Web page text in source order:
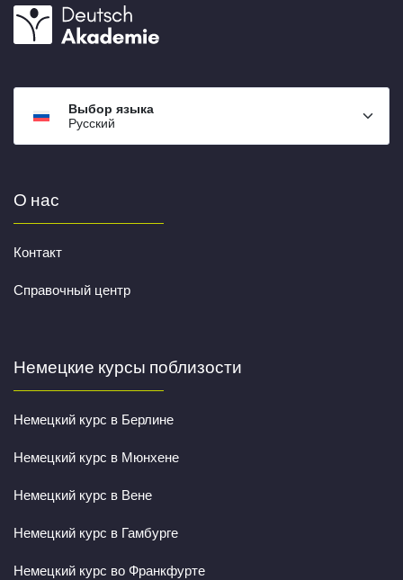
Выбор языка
Русский
О нас
Контакт
Справочный центр
Немецкие курсы поблизости
Немецкий курс в Берлине
Немецкий курс в Мюнхене
Немецкий курс в Вене
Немецкий курс в Гамбурге
Немецкий курс во Франкфурте